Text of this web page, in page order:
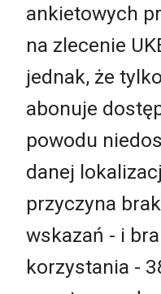
ankietowych
na zlecenie
jednak, że
abonuje
powodu
danej
przyczyna
wskazań - i
korzystania -